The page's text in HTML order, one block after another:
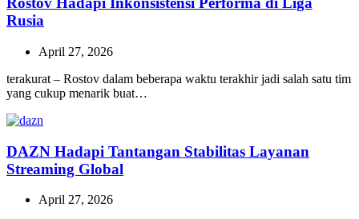
Rusia
April 27, 2026
terakurat – Rostov dalam beberapa waktu terakhir jadi salah satu tim
yang cukup menarik buat…
DAZN Hadapi Tantangan Stabilitas Layanan
Streaming Global
April 27, 2026